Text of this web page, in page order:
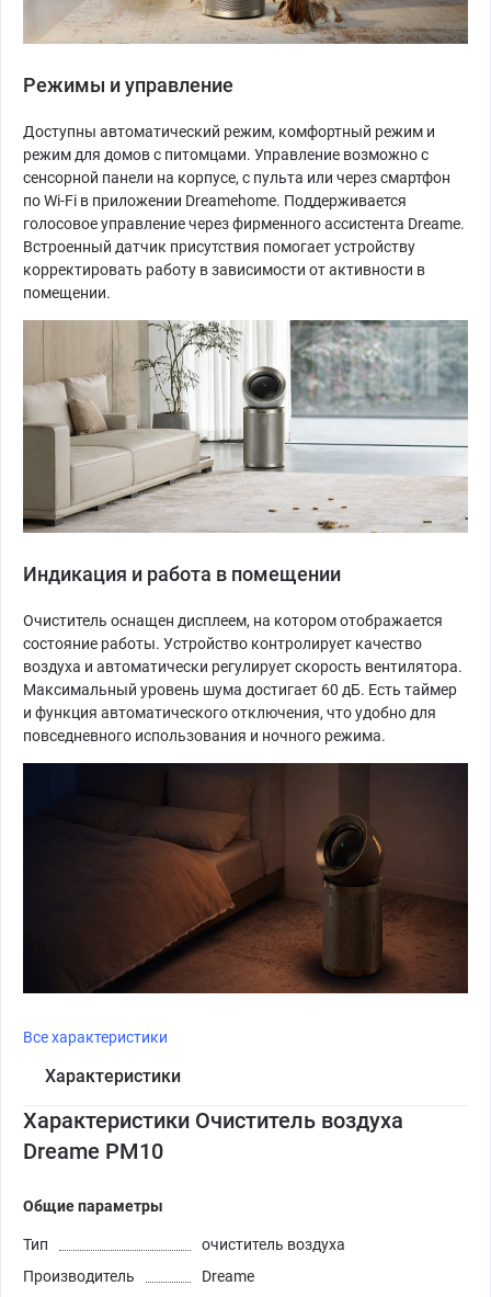
Режимы и управление
Доступны автоматический режим, комфортный режим и
режим для домов с питомцами. Управление возможно с
сенсорной панели на корпусе, с пульта или через смартфон
по Wi-Fi в приложении Dreamehome. Поддерживается
голосовое управление через фирменного ассистента Dreame.
Встроенный датчик присутствия помогает устройству
корректировать работу в зависимости от активности в
помещении.
Индикация и работа в помещении
Очиститель оснащен дисплеем, на котором отображается
состояние работы. Устройство контролирует качество
воздуха и автоматически регулирует скорость вентилятора.
Максимальный уровень шума достигает 60 дБ. Есть таймер
и функция автоматического отключения, что удобно для
повседневного использования и ночного режима.
Все характеристики
Характеристики
Характеристики Очиститель воздуха
Dreame PM10
Общие параметры
Тип
очиститель воздуха
Производитель
Dreame